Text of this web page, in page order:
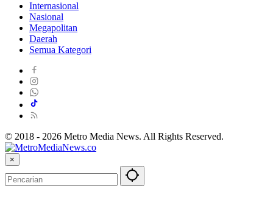
Internasional
Nasional
Megapolitan
Daerah
Semua Kategori
© 2018 - 2026 Metro Media News. All Rights Reserved.
×